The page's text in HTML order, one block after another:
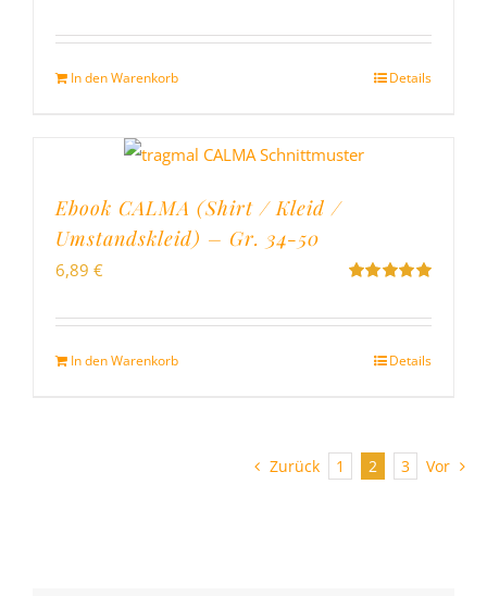
5
In den Warenkorb Details
Ebook CALMA (Shirt / Kleid /
Umstandskleid) – Gr. 34-50
5
6,89 €
In den Warenkorb Details
Zurück 1 2 3 Vor